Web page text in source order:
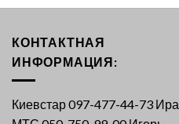
КОНТАКТНАЯ
ИНФОРМАЦИЯ:
Киевстар 097-477-44-73 Ира